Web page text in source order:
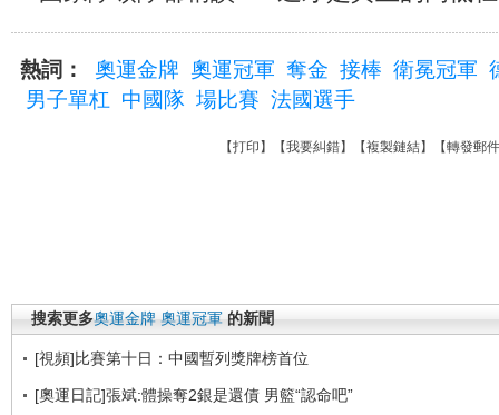
熱詞： 奧運金牌 奧運冠軍 奪金 接棒 衛冕冠軍
男子單杠 中國隊 場比賽 法國選手
【打印 】【我要糾錯】【複製鏈結】【轉發郵件
搜索更多奧運金牌 奧運冠軍 的新聞
[視頻]比賽第十日：中國暫列獎牌榜首位
[奧運日記]張斌:體操奪2銀是還債 男籃“認命吧”